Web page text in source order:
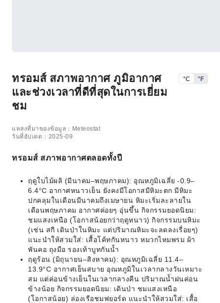
ทรอมส์ สภาพอากาศ ภูมิอากาศ
และช่วงเวลาที่ดีที่สุดในการเยี่ยม
ชม
°C °F
แหล่งที่มาของข้อมูล：Meteostat
วันที่อัปเดต：2025-09
ทรอมส์ สภาพอากาศตลอดทั้งปี
ฤดูใบไม้ผลิ (มีนาคม–พฤษภาคม): อุณหภูมิเฉลี่ย -0.9–
6.4°C อากาศหนาวเย็น ยังคงมีโอกาสมีหิมะตก มีหิมะ
ปกคลุมในเดือนมีนาคมถึงเมษายน หิมะเริ่มละลายใน
เดือนพฤษภาคม อากาศค่อยๆ อุ่นขึ้น กิจกรรมยอดนิยม:
ชมแสงเหนือ (โอกาสน้อยกว่าฤดูหนาว) กิจกรรมบนหิมะ
(เช่น สกี เดินป่าในหิมะ แต่ปริมาณหิมะจะลดลงเรื่อยๆ)
แนะนำให้สวมใส่: เสื้อโค้ทกันหนาว หมวกไหมพรม ผ้า
พันคอ ถุงมือ รองเท้าบูทกันน้ำ
ฤดูร้อน (มิถุนายน–สิงหาคม): อุณหภูมิเฉลี่ย 11.4–
13.9°C อากาศเย็นสบาย อุณหภูมิในเวลากลางวันเหมาะ
สม แต่ค่อนข้างเย็นในเวลากลางคืน ปริมาณน้ำฝนค่อน
ข้างน้อย กิจกรรมยอดนิยม: เดินป่า ชมแสงเหนือ
(โอกาสน้อย) ล่องเรือชมฟยอร์ด แนะนำให้สวมใส่: เสื้อ